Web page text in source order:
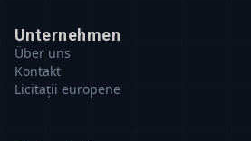
Unternehmen
Über uns
Kontakt
Licitații europene